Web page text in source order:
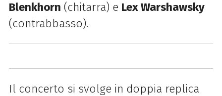
Blenkhorn (chitarra) e Lex Warshawsky
(contrabbasso).
Il concerto si svolge in doppia replica